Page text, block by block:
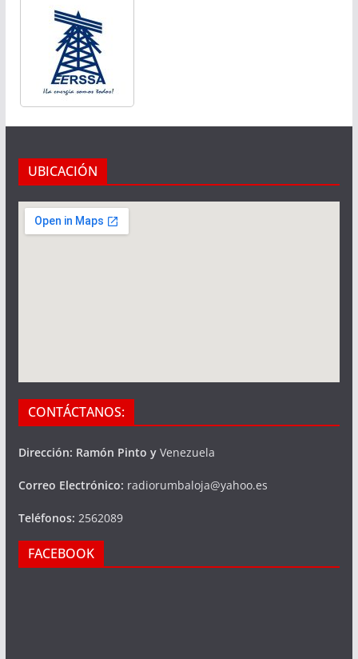
UBICACIÓN
CONTÁCTANOS:
Dirección: Ramón Pinto yVenezuela
Correo Electrónico: radiorumbaloja@yahoo.es
Teléfonos: 2562089
FACEBOOK